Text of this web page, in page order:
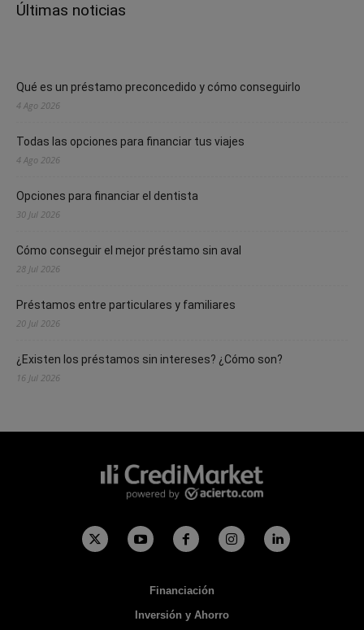
Últimas noticias
Qué es un préstamo preconcedido y cómo conseguirlo
4 Ago 2026
Todas las opciones para financiar tus viajes
4 Ago 2026
Opciones para financiar el dentista
30 Jul 2026
Cómo conseguir el mejor préstamo sin aval
28 Jul 2026
Préstamos entre particulares y familiares
20 Jul 2026
¿Existen los préstamos sin intereses? ¿Cómo son?
16 Jul 2026
Financiación
Inversión y Ahorro